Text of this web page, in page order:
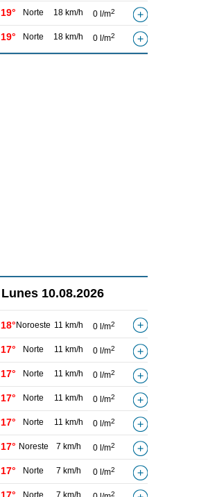
19° Norte 18 km/h 0 l/m2
19° Norte 18 km/h 0 l/m2
Lunes 10.08.2026
18° Noroeste 11 km/h 0 l/m2
17° Norte 11 km/h 0 l/m2
17° Norte 11 km/h 0 l/m2
17° Norte 11 km/h 0 l/m2
17° Norte 11 km/h 0 l/m2
17° Noreste 7 km/h 0 l/m2
17° Norte 7 km/h 0 l/m2
2